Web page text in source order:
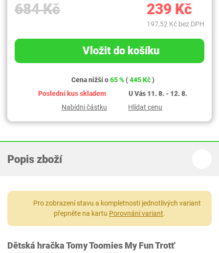
684 Kč 239 Kč
197,52 Kč bez DPH
Vložit do košíku
Cena nižší o65 %(445 Kč)
Poslední kus skladem
U Vás 11. 8. - 12. 8.
Nabídni částku
Hlídat cenu
Popis zboží
Pro zobrazení stavu a kompletnosti jednotlivých variant
přepněte na kartu Porovnání variant.
Dětská hračka Tomy Toomies My Fun Trott'